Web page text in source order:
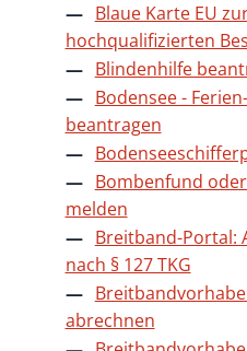
Blaue Karte EU
hochqualifizierten
Blindenhilfe
Bodensee -
beantragen
Bombenfund
melden
Breitband-Portal:
nach § 127 TKG
abrechnen